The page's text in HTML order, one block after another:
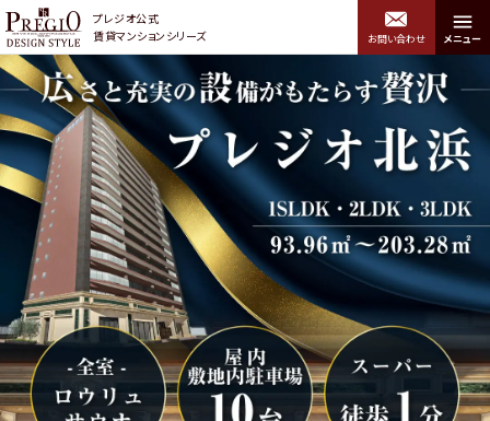
プレジオ公式
賃貸マンションシリーズ
プレジオデザインスタイル トップ
エリアから探す 関西エリア
中央区・浪速区・西区・港
区・大正区・住吉区
北区・福島区・西淀川区
お問い合わせ メニュー